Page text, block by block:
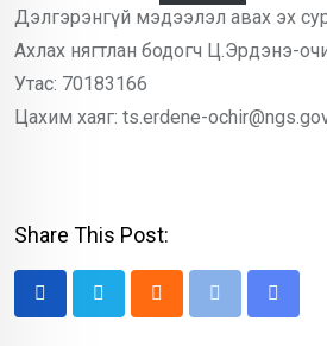
Дэлгэрэнгүй мэдээлэл авах эх
Ахлах нягтлан бодогч Ц.Эрдэнэ-
Утас: 70183166
Цахим хаяг: ts.erdene-
Share This Post: